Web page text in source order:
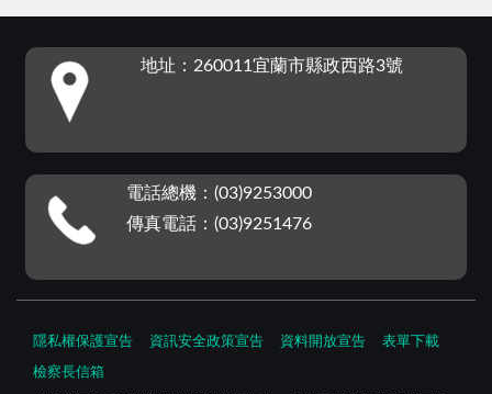
地址：260011宜蘭市縣政西路3號
電話總機：(03)9253000
傳真電話：(03)9251476
隱私權保護宣告 資訊安全政策宣告 資料開放宣告 表單下載
檢察長信箱